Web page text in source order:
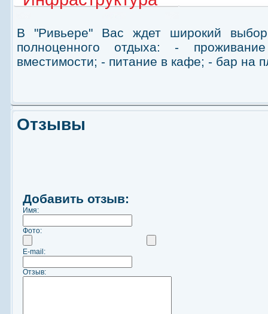
В "Ривьере" Вас ждет широкий
полноценного отдыха: -
вместимости; - питание в кафе; - бар на
Отзывы
Добавить отзыв:
Имя:
Фото:
E-mail:
Отзыв: